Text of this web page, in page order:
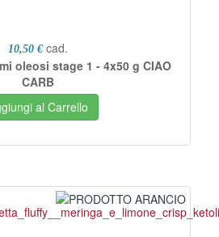
10,50 € cad.
oleosi stage 1 - 4x50 g CIAO
CARB
al Carrello